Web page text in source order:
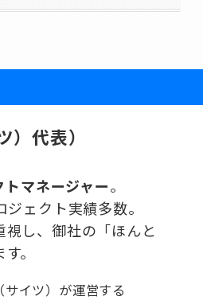
代表）
マネージャー。
ェクト実績多数。
視し、御社の「ほんと
。
イツ）が運営する